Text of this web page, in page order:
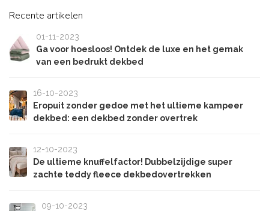
Recente artikelen
01-11-2023
Ga voor hoesloos! Ontdek de luxe en het gemak
van een bedrukt dekbed
16-10-2023
Eropuit zonder gedoe met het ultieme kampeer
dekbed: een dekbed zonder overtrek
12-10-2023
De ultieme knuffelfactor! Dubbelzijdige super
zachte teddy fleece dekbedovertrekken
09-10-2023